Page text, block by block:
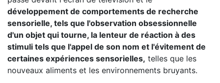
développement de comportements de recherche
sensorielle, tels que l'observation obsessionnelle
d'un objet qui tourne, la lenteur de réaction à des
stimuli tels que l'appel de son nom et l'évitement de
certaines expériences sensorielles, telles que les
nouveaux aliments et les environnements bruyants.